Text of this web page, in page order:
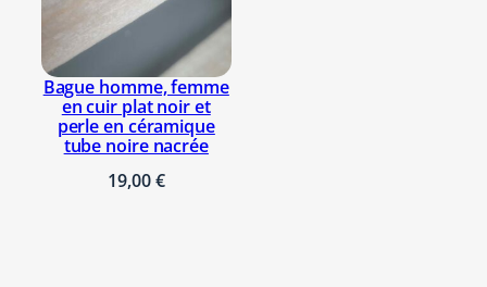
Bague homme, femme
en cuir plat noir et
perle en céramique
tube noire nacrée
19,00€